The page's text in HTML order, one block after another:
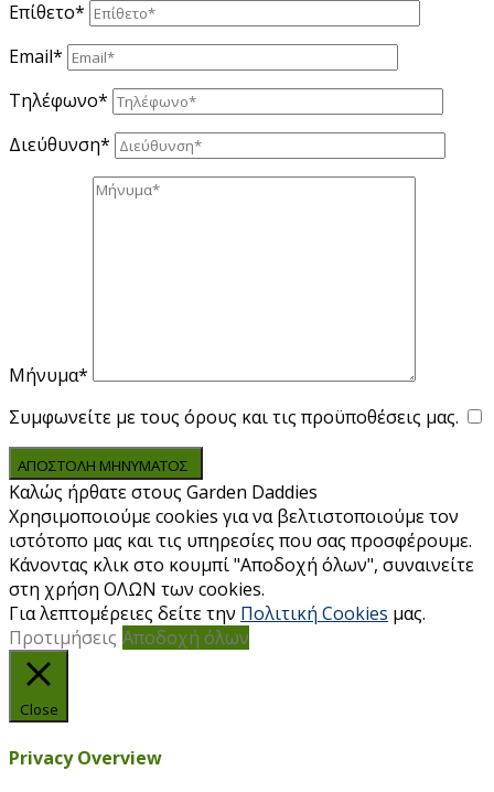
Επίθετο*
Email*
Τηλέφωνο*
Διεύθυνση*
Μήνυμα*
Συμφωνείτε με τους όρους και τις προϋποθέσεις μας.
ΑΠΟΣΤΟΛΗ ΜΗΝΥΜΑΤΟΣ
Καλώς ήρθατε στους Garden Daddies
Χρησιμοποιούμε cookies για να βελτιστοποιούμε τον
ιστότοπο μας και τις υπηρεσίες που σας προσφέρουμε.
Κάνοντας κλικ στο κουμπί "Αποδοχή όλων", συναινείτε
στη χρήση ΟΛΩΝ των cookies.
Για λεπτομέρειες δείτε την Πολιτική Cookies μας.
Προτιμήσεις Αποδοχή όλων
Close
Privacy Overview